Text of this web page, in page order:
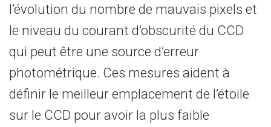
l’évolution du nombre de mauvais pixels et
le niveau du courant d’obscurité du CCD
qui peut être une source d’erreur
photométrique. Ces mesures aident à
définir le meilleur emplacement de l’étoile
sur le CCD pour avoir la plus faible